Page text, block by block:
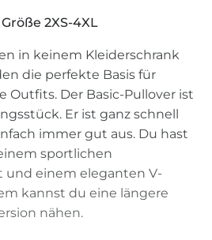
2XS-4XL
in keinem Kleiderschrank
die perfekte Basis für
Outfits. Der Basic-Pullover ist
Er ist ganz schnell
immer gut aus. Du hast
sportlichen
und einem eleganten V-
kannst du eine längere
nähen.